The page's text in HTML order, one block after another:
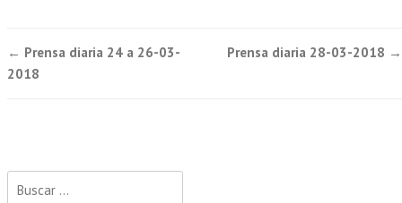
Post
navigation
← Prensa diaria 24 a 26-03-
2018
Prensa diaria 28-03-2018 →